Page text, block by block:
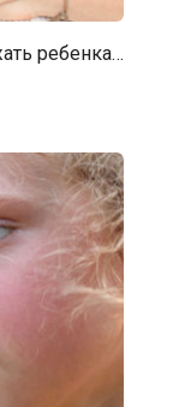
ребенка…